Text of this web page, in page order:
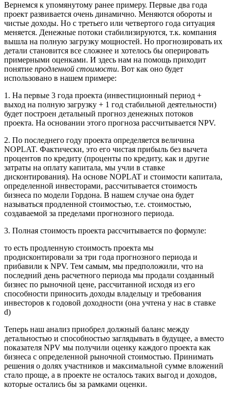
Вернемся к упомянутому ранее примеру. Первые два года
проект развивается очень динамично. Меняются обороты и
чистые доходы. Но с третьего или четвертого года ситуация
меняется. Денежные потоки стабилизируются, т.к. компания
вышла на полную загрузку мощностей. Но прогнозировать их
детали становится все сложнее и хотелось бы оперировать
примерными оценками. И здесь нам на помощь приходит
понятие продленной стоимости. Вот как оно будет
использовано в нашем примере:
1. На первые 3 года проекта (инвестиционный период +
выход на полную загрузку + 1 год стабильной деятельности)
будет построен детальный прогноз денежных потоков
проекта. На основании этого прогноза рассчитывается NPV.
2. По последнего году проекта определяется величина
NOPLAT. Фактически, это его чистая прибыль без вычета
процентов по кредиту (проценты по кредиту, как и другие
затраты на оплату капитала, мы учли в ставке
дисконтирования). На основе NOPLAT и стоимости капитала,
определенной инвесторами, рассчитывается стоимость
бизнеса по модели Гордона. В нашем случае она будет
называться продленной стоимостью, т.е. стоимостью,
создаваемой за пределами прогнозного периода.
3. Полная стоимость проекта рассчитывается по формуле:
то есть продленную стоимость проекта мы
продисконтировали за три года прогнозного периода и
прибавили к NPV. Тем самым, мы предположили, что на
последний день расчетного периода мы продали созданный
бизнес по рыночной цене, рассчитанной исходя из его
способности приносить доходы владельцу и требования
инвесторов к годовой доходности (она учтена у нас в ставке
d)
Теперь наш анализ приобрел должный баланс между
детальностью и способностью заглядывать в будущее, а вместо
показателя NPV мы получили оценку каждого проекта как
бизнеса с определенной рыночной стоимостью. Принимать
решения о долях участников и максимальной сумме вложений
стало проще, а в проекте не осталось таких выгод и доходов,
которые остались бы за рамками оценки.